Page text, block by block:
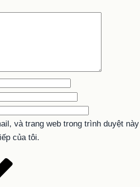
và trang web trong trình duyệt này
của tôi.